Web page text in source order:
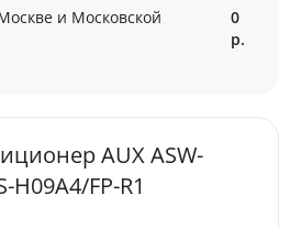
и Московской
0
р.
AUX ASW-
H09A4/FP-R1